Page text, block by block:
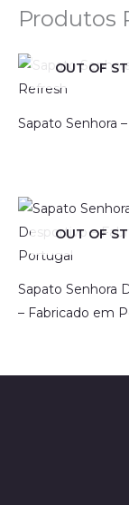
Produtos
OUT OF
Sapato Senhora
OUT OF
Sapato Senhora
– Fabricado em